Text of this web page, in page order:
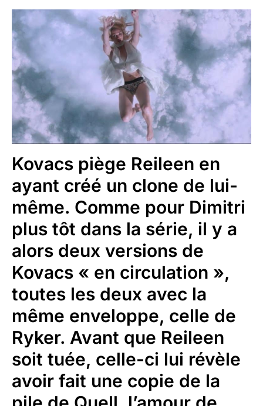
Kovacs piège Reileen en
ayant créé un clone de lui-
même. Comme pour Dimitri
plus tôt dans la série, il y a
alors deux versions de
Kovacs « en circulation »,
toutes les deux avec la
même enveloppe, celle de
Ryker. Avant que Reileen
soit tuée, celle-ci lui révèle
avoir fait une copie de la